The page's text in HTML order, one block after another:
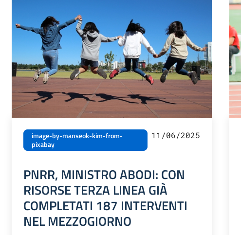
image-by-manseok-kim-from-
pixabay
11/06/2025
PNRR, MINISTRO ABODI: CON
RISORSE TERZA LINEA GIÀ
COMPLETATI 187 INTERVENTI
NEL MEZZOGIORNO